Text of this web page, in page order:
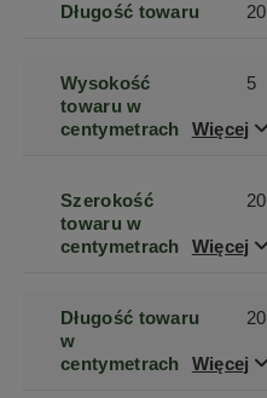
Długość towaru 20
Wysokość
towaru w
centymetrach
Więcej
5
Szerokość
towaru w
centymetrach
Więcej
20
Długość towaru
w
centymetrach
Więcej
20